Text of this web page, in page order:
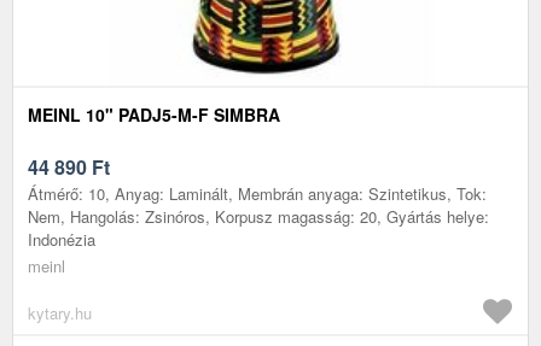
MEINL 10" PADJ5-M-F SIMBRA
44 890 Ft
Átmérő: 10, Anyag: Laminált, Membrán anyaga: Szintetikus, Tok:
Nem, Hangolás: Zsinóros, Korpusz magasság: 20, Gyártás helye:
Indonézia
meinl
kytary.hu